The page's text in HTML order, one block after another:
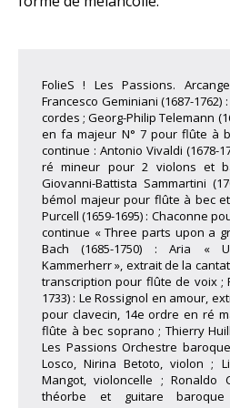
FolieS ! Les Passions.
Francesco Geminiani (1687-
cordes ; Georg-Philip Telemann
en fa majeur N° 7 pour flûte à
continue : Antonio Vivaldi (1678-
ré mineur pour 2 violons et
Giovanni-Battista Sammartini
bémol majeur pour flûte à bec
Purcell (1659-1695) : Chaconne
continue « Three parts upon a
Bach (1685-1750) : Aria «
Kammerherr », extrait de la
transcription pour flûte de voix ;
1733) : Le Rossignol en amour,
pour clavecin, 14e ordre en ré
flûte à bec soprano ; Thierry
Les Passions Orchestre
Losco, Nirina Betoto, violon ;
Mangot, violoncelle ; Ronaldo
théorbe et guitare baroque